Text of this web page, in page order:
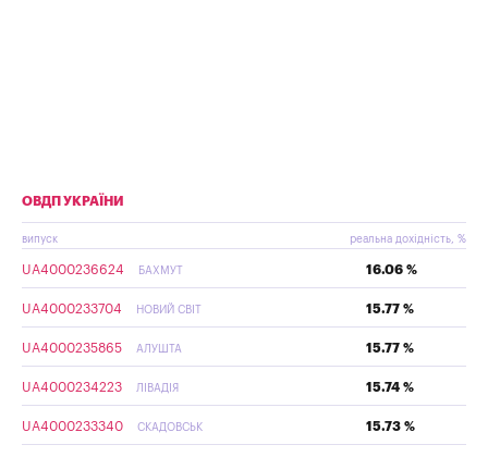
ОВДП УКРАЇНИ
випуск реальна дохідність, %
UA4000236624 БАХМУТ 16.06 %
UA4000233704 НОВИЙ СВІТ 15.77 %
UA4000235865 АЛУШТА 15.77 %
UA4000234223 ЛІВАДІЯ 15.74 %
UA4000233340 СКАДОВСЬК 15.73 %